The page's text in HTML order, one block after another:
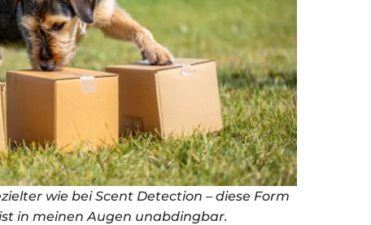
wie bei Scent Detection – diese Form
in meinen Augen unabdingbar.